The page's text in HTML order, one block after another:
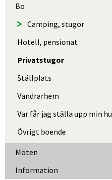
Bo
Camping, stugor
Hotell, pensionat
Privatstugor
Ställplats
Vandrarhem
Var får jag ställa upp min
Övrigt boende
Möten
Information